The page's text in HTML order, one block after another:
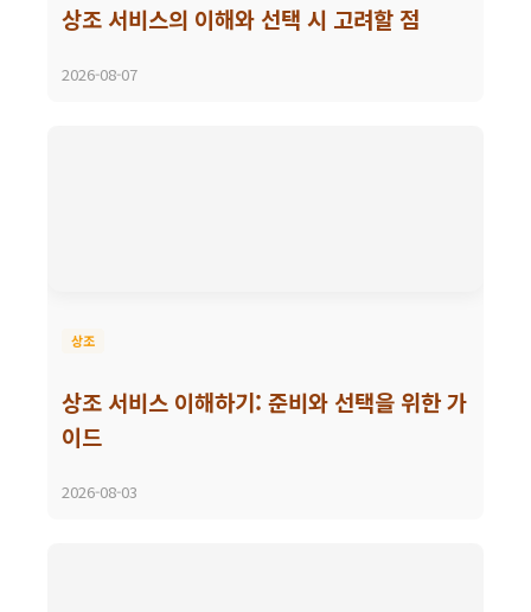
상조 서비스의 이해와 선택 시 고려할 점
2026-08-07
상조
상조 서비스 이해하기: 준비와 선택을 위한 가
이드
2026-08-03